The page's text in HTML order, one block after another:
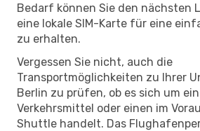
Bedarf können Sie den nächsten
eine lokale SIM-Karte für eine
zu erhalten.
Vergessen Sie nicht, auch die
Transportmöglichkeiten zu Ihrer
Berlin zu prüfen, ob es sich um
Verkehrsmittel oder einen im
Shuttle handelt. Das